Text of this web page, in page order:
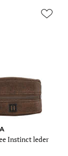
Instinct leder